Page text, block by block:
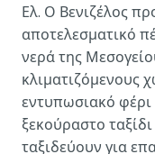
Ελ. Ο Βενιζέλος
αποτελεσματικό
νερά της
κλιματιζόμενους
εντυπωσιακό φέρι
ξεκούραστο
ταξιδεύουν για